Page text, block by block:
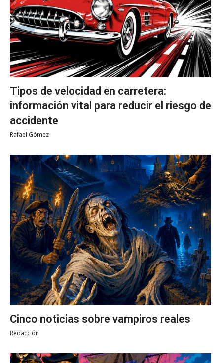
Tipos de velocidad en carretera:
información vital para reducir el riesgo de
accidente
Rafael Gómez
Cinco noticias sobre vampiros reales
Redacción